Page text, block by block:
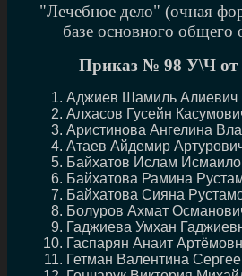
"Лечебное дело" (очная
базе основного общего
Приказ № 98 У\Ч от
Аджиев Шамиль Алиевич
Алхасов Гусейн
Аристинова Ангелина
Атаев Айдемир
Байхатов Ислам
Байхатова Рамина
Байхатова Сияна
Болуров Ахмат
Гаджиева Умхан
Гаспарян Анаит
Гетман Валентина